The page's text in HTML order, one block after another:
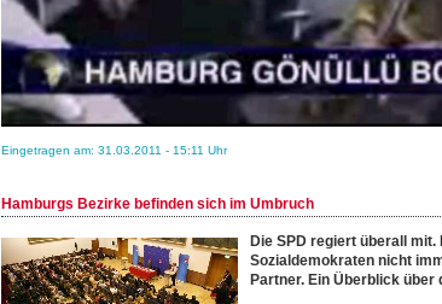
Eingetragen am: 31.03.2011 - 15:11 Uhr
Hamburgs Bezirke befinden sich im Umbruch
Die SPD regiert überall mit.
Sozialdemokraten nicht
Partner. Ein Überblick über